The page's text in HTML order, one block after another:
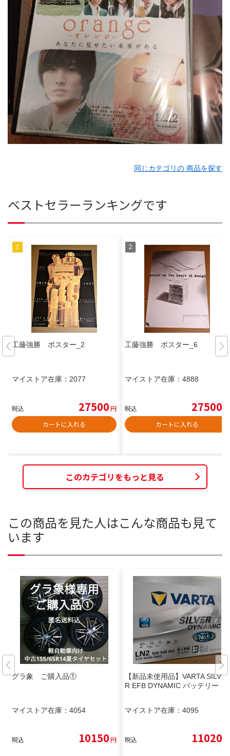
同じカテゴリの 商品を探す
ベストセラーランキングです
工藤強勝 ポスター_2
マイストア在庫： 2077
税込 27500円
カートに入れる
工藤強勝 ポスター_6
マイストア在庫： 4888
税込 27500
カートに入れる
このカテゴリをもっと見る
この商品を見た人はこんな商品も見て
います
グラ象 ご購入品①
マイストア在庫： 4054
税込 10150円
【新品未使用品】VARTA SILVE
R EFB DYNAMIC バッテリー
マイストア在庫： 4095
税込 11020